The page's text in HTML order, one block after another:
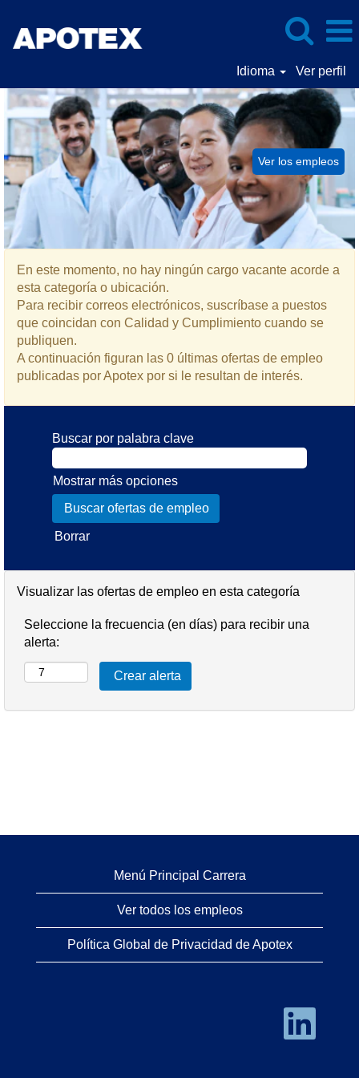
Idioma Ver perfil
Calidad
y
Cumplimiento
En este momento, no hay ningún cargo vacante acorde a
esta categoría o ubicación.
Para recibir correos electrónicos, suscríbase a puestos
que coincidan con Calidad y Cumplimiento cuando se
publiquen.
A continuación figuran las 0 últimas ofertas de empleo
publicadas por Apotex por si le resultan de interés.
Buscar por palabra clave
Mostrar más opciones
Borrar
Visualizar las ofertas de empleo en esta categoría
Seleccione la frecuencia (en días) para recibir una
alerta:
Ver los empleos
Menú Principal Carrera
Ver todos los empleos
Política Global de Privacidad de Apotex
S
a